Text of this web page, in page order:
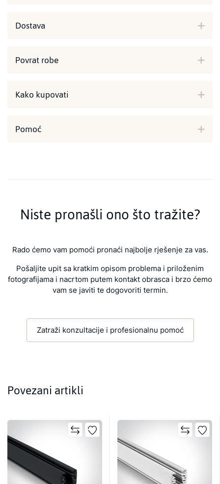
Dostava
Povrat robe
Kako kupovati
Pomoć
Niste pronašli ono što tražite?
Rado ćemo vam pomoći pronaći najbolje rješenje za vas.
Pošaljite upit sa kratkim opisom problema i priloženim
fotografijama i nacrtom putem kontakt obrasca i brzo ćemo
vam se javiti te dogovoriti termin.
Zatraži konzultacije i profesionalnu pomoć
Povezani artikli